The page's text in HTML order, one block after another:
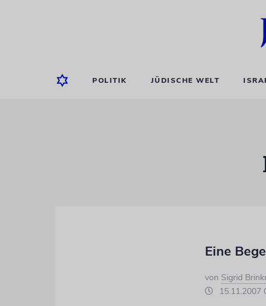
POLITIK JÜDISCHE WELT
Eine
von Sigrid
15.11.2007